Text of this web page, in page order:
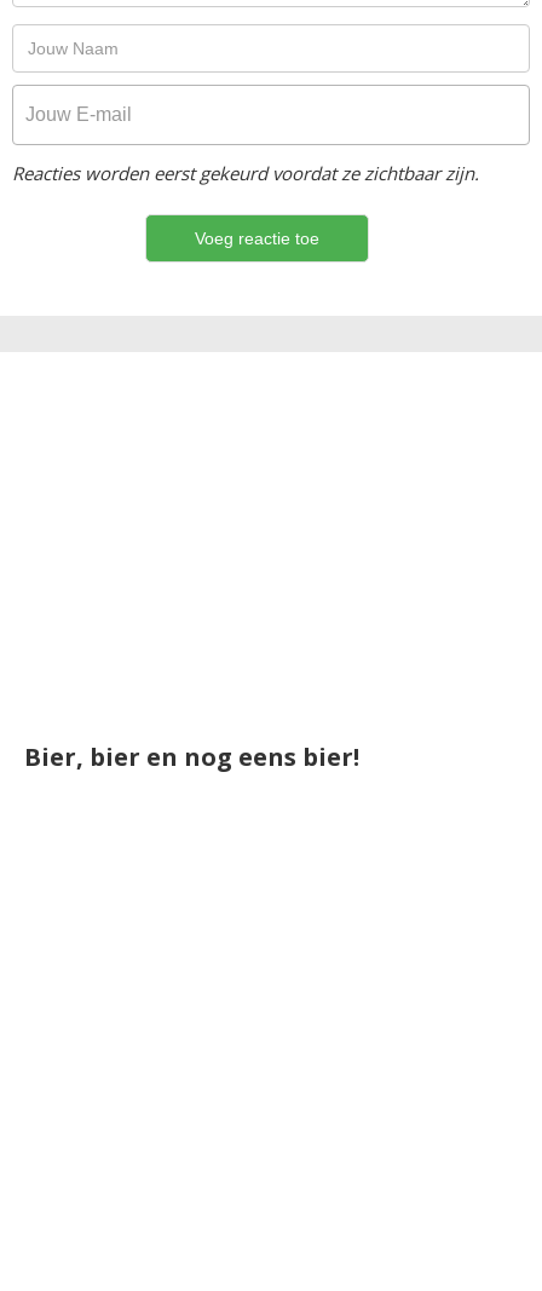
Reacties worden eerst gekeurd voordat ze zichtbaar zijn.
Bier, bier en nog eens bier!